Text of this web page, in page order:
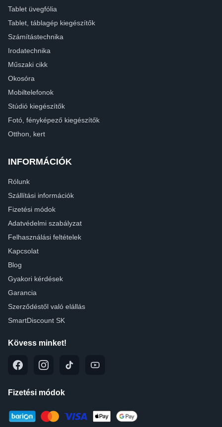
Tablet üvegfólia
Tablet, táblagép kiegészítők
Számítástechnika
Irodatechnika
Műszaki cikk
Okosóra
Mobiltelefonok
Stúdió kiegészítők
Fotó, fényképező kiegészítők
Otthon, kert
INFORMÁCIÓK
Rólunk
Szállítási információk
Fizetési módok
Adatvédelmi szabályzat
Felhasználási feltételek
Kapcsolat
Blog
Gyakori kérdések
Garancia
Szerződéstől való elállás
SmartDiscount SK
Kövess minket!
Fizetési módok